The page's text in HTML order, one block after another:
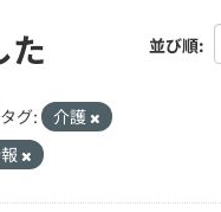
並び順
た
タグ:
介護